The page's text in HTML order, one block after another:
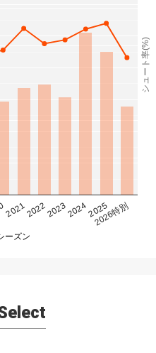
20212022202320242025
2026特別
ーズン
シュート率(%)